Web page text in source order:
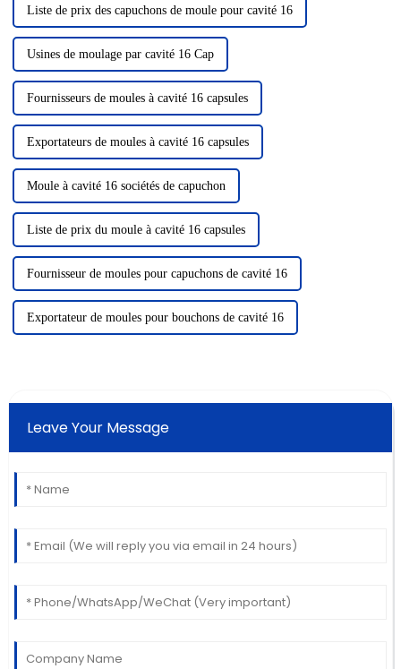
Liste de prix des capuchons de moule pour cavité 16
Usines de moulage par cavité 16 Cap
Fournisseurs de moules à cavité 16 capsules
Exportateurs de moules à cavité 16 capsules
Moule à cavité 16 sociétés de capuchon
Liste de prix du moule à cavité 16 capsules
Fournisseur de moules pour capuchons de cavité 16
Exportateur de moules pour bouchons de cavité 16
Leave Your Message